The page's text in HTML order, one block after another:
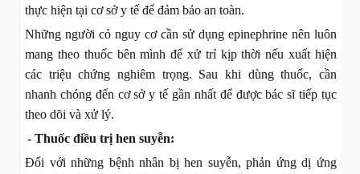
thực hiện tại cơ sở y tế để đảm bảo an toàn.
Những người có nguy cơ cần sử dụng epinephrine nên luôn
mang theo thuốc bên mình để xử trí kịp thời nếu xuất hiện
các triệu chứng nghiêm trọng. Sau khi dùng thuốc, cần
nhanh chóng đến cơ sở y tế gần nhất để được bác sĩ tiếp tục
theo dõi và xử lý.
- Thuốc điều trị hen suyễn:
Đối với những bệnh nhân bị hen suyễn, phản ứng dị ứng